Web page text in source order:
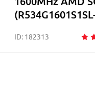
ID: 182313